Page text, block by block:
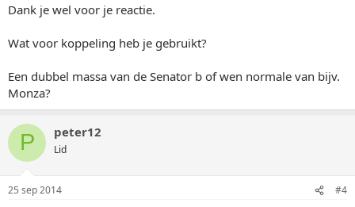
Dank je wel voor je reactie.
Wat voor koppeling heb je gebruikt?
Een dubbel massa van de Senator b of wen normale van bijv.
Monza?
P peter12
Lid
25 sep 2014 #4